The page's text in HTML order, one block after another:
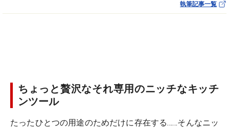
執筆記事一覧
ちょっと贅沢なそれ専用のニッチなキッチ
ンツール
たったひとつの用途のためだけに存在する……そんなニッ